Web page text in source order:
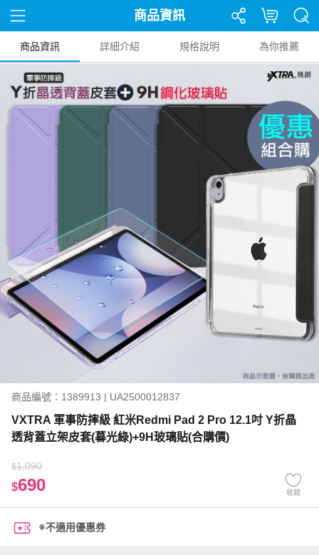
商品資訊
商品資訊 詳細介紹 規格說明 為你推薦
商品編號：1389913 | UA2500012837
VXTRA 軍事防摔級 紅米Redmi Pad 2 Pro 12.1吋 Y折晶
透背蓋立架皮套(暮光綠)+9H玻璃貼(合購價)
$1,090
$690 收藏
※不適用優惠券